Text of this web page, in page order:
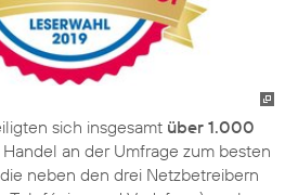
sich insgesamt über 1.000
an der Umfrage zum besten
neben den drei Netzbetreibern